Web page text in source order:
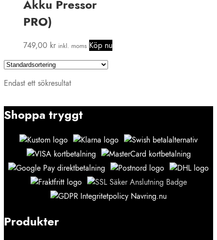
Akku Pressor
PRO)
749,00 kr inkl. moms Köp nu
Endast ett sökresultat
Shoppa tryggt
Produkter